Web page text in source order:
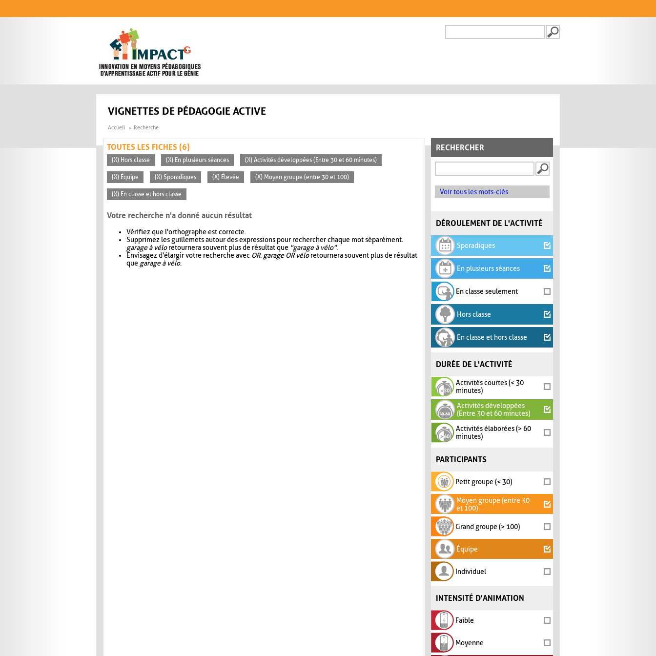
FORMULAIRE DE
VIGNETTES DE PÉDAGOGIE ACTIVE
Accueil Recherche
RECHERCHER
Voir tous les mots-clés
DÉROULEMENT DE L'ACTIVITÉ
Sporadiques
En plusieurs séances
En classe seulement
Hors classe
En classe et hors classe
DURÉE DE L'ACTIVITÉ
Activités courtes (< 30
minutes)
Activités développées
(Entre 30 et 60 minutes)
Activités élaborées (> 60
minutes)
PARTICIPANTS
Petit groupe (< 30)
Moyen groupe (entre 30
et 100)
Grand groupe (> 100)
Équipe
Individuel
INTENSITÉ D'ANIMATION
Faible
Moyenne
TOUTES LES FICHES (6)
(X) Hors classe (X) En plusieurs séances (X) Activités développées (Entre 30 et 60 minutes)
(X) Équipe (X) Sporadiques (X) Élevée (X) Moyen groupe (entre 30 et 100)
(X) En classe et hors classe
Votre recherche n'a donné aucun résultat
Vérifiez que l'orthographe est correcte.
Supprimez les guillemets autour des expressions pour rechercher chaque mot séparément.
garage à véloretournera souvent plus de résultat que "garage à vélo".
Envisagez d'élargir votre recherche avec OR. garage OR véloretournera souvent plus de résultat
que garage à vélo.